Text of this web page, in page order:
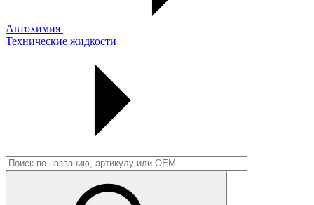
Автохимия
Технические жидкости